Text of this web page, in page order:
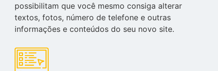
possibilitam que você mesmo consiga alterar
textos, fotos, número de telefone e outras
informações e conteúdos do seu novo site.